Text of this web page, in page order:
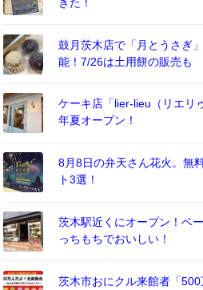
鼓月茨木店で「月とうさぎ
能！7/26は土用餅の販売も
ケーキ店「lier-lieu（リエリ
年夏オープン！
8月8日の弁天さん花火。無
ト3選！
茨木駅近くにオープン！ベ
っちもちでおいしい！
茨木市おにクル来館者「500